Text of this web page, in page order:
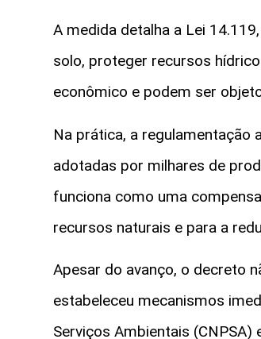
A medida detalha a Lei
solo, proteger recursos
econômico e podem ser
Na prática, a regulamentação
adotadas por milhares de
funciona como uma
recursos naturais e para a
Apesar do avanço, o decreto
estabeleceu mecanismos
Serviços Ambientais